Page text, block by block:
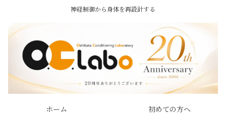
神経制御から身体を再設計する
ホーム
初めての方へ